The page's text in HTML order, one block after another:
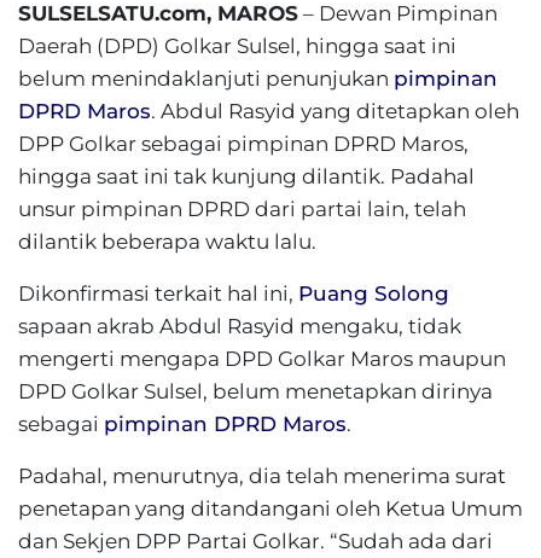
SULSELSATU.com, MAROS – Dewan Pimpinan
Daerah (DPD) Golkar Sulsel, hingga saat ini
belum menindaklanjuti penunjukan pimpinan
DPRD Maros. Abdul Rasyid yang ditetapkan oleh
DPP Golkar sebagai pimpinan DPRD Maros,
hingga saat ini tak kunjung dilantik. Padahal
unsur pimpinan DPRD dari partai lain, telah
dilantik beberapa waktu lalu.
Dikonfirmasi terkait hal ini, Puang Solong
sapaan akrab Abdul Rasyid mengaku, tidak
mengerti mengapa DPD Golkar Maros maupun
DPD Golkar Sulsel, belum menetapkan dirinya
sebagai pimpinan DPRD Maros.
Padahal, menurutnya, dia telah menerima surat
penetapan yang ditandangani oleh Ketua Umum
dan Sekjen DPP Partai Golkar. “Sudah ada dari